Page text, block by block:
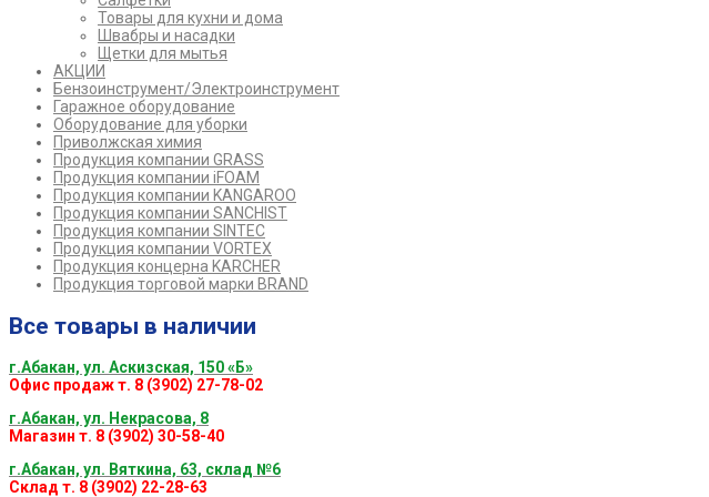
Товары для кухни и дома
Швабры и насадки
Щетки для мытья
АКЦИИ
Бензоинструмент/Электроинструмент
Гаражное оборудование
Оборудование для уборки
Приволжская химия
Продукция компании GRASS
Продукция компании iFOAM
Продукция компании KANGAROO
Продукция компании SANCHIST
Продукция компании SINTEC
Продукция компании VORTEX
Продукция концерна KARCHER
Продукция торговой марки BRAND
Все товары в наличии
г.Абакан, ул. Аскизская, 150 «Б»
Офис продаж т. 8 (3902) 27-78-02
г.Абакан, ул. Некрасова, 8
Магазин т. 8 (3902) 30-58-40
г.Абакан, ул. Вяткина, 63, склад №6
Склад т. 8 (3902) 22-28-63